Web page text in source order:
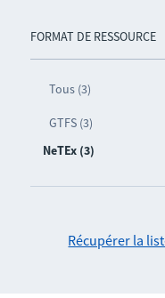
FORMAT DE RESSOURCE
Tous (3)
GTFS (3)
NeTEx (3)
Récupérer la